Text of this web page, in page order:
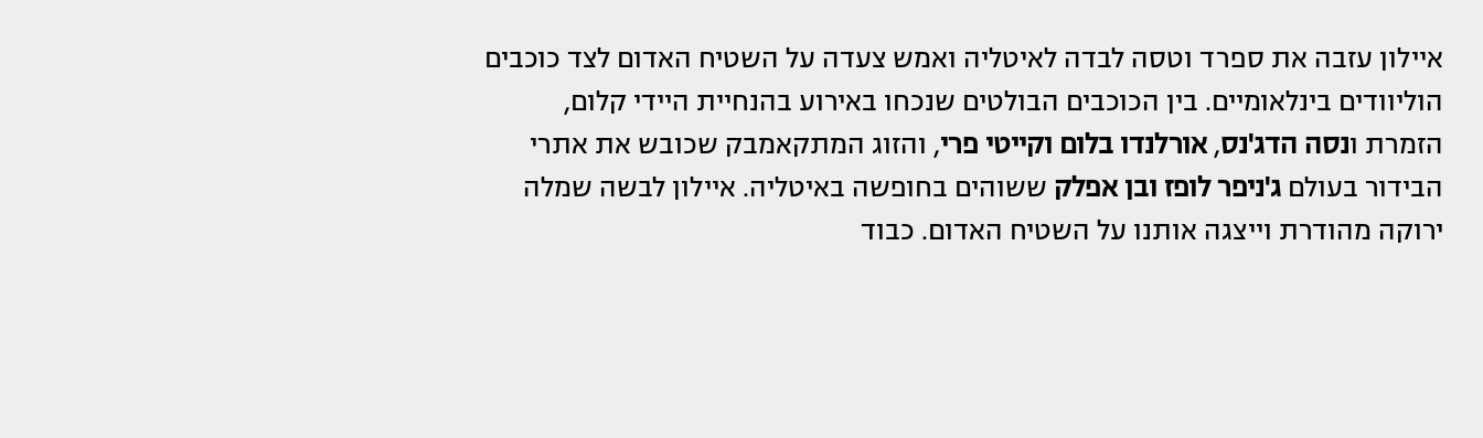
איילון עזבה את ספרד וטסה לבדה לאיטליה ואמש צעדה על השטיח האדום לצד כוכבים
הוליוודים בינלאומיים. בין הכוכבים הבולטים שנכחו באירוע בהנחיית היידי קלום,
הזמרת ונסה הדג'נס,אורלנדו בלום וקייטי פרי, והזוג המתקאמבק שכובש את אתרי
הבידור בעולםג'ניפר לופז ובן אפלק ששוהים בחופשה באיטליה. איילון לבשה שמלה
ירוקה מהודרת וייצגה אותנו על השטיח האדום. כבוד